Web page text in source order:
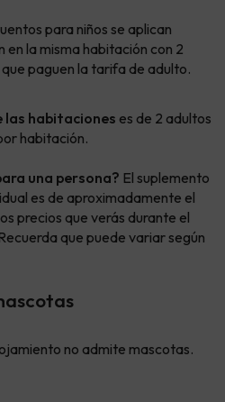
para niños se aplican
en la misma habitación con 2
paguen la tarifa de adulto.
las habitaciones es de 2 adultos
habitación.
una persona? El suplemento
es de aproximadamente el
precios que verás durante el
que puede variar según
no admite mascotas.